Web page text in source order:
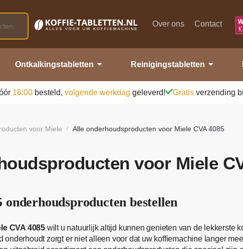
Over ons Contact
Ontkalkingstabletten Reinigingstabletten
16:00 besteld, volgende werkdag geleverd! Gratis verzending
voor Miele / Alle onderhoudsproducten voor Miele CVA 4085
voor Miele
onderhoudsproducten bestellen
CVA 4085 wilt u natuurlijk altijd kunnen genieten van de lekkerste
onderhoudt zorgt er niet alleen voor dat uw koffiemachine langer